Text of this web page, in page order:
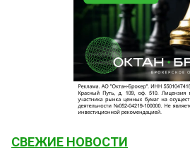
СВЕЖИЕ НОВОСТИ